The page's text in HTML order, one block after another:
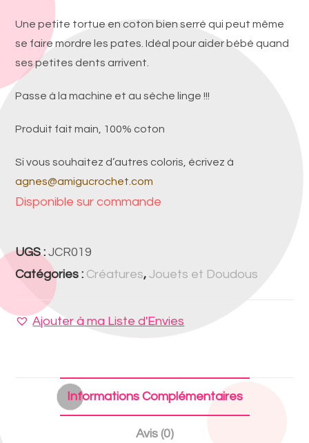
Une petite tortue en coton bien serré qui peut même
se faire mordre les pates. Idéal pour aider bébé quand
ses petites dents arrivent.
Passe à la machine et au sèche linge !!!
Produit fait main, 100% coton
Si vous souhaitez d’autres coloris, écrivez à
agnes@amigucrochet.com
Disponible sur commande
UGS :JCR019
Catégories : Créatures,Jouets et Doudous
Ajouter à ma Liste d'Envies
Informations Complémentaires
Avis (0)